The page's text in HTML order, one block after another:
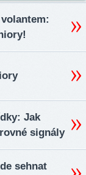
Jak
signály
sehnat